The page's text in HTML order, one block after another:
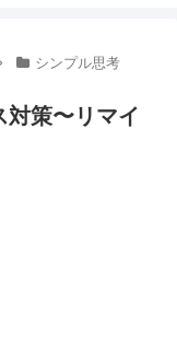
シンプル思考
対策〜リマイ